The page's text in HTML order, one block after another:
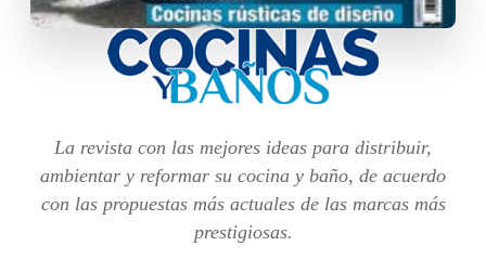
La revista con las mejores ideas para distribuir,
ambientar y reformar su cocina y baño, de acuerdo
con las propuestas más actuales de las marcas más
prestigiosas.